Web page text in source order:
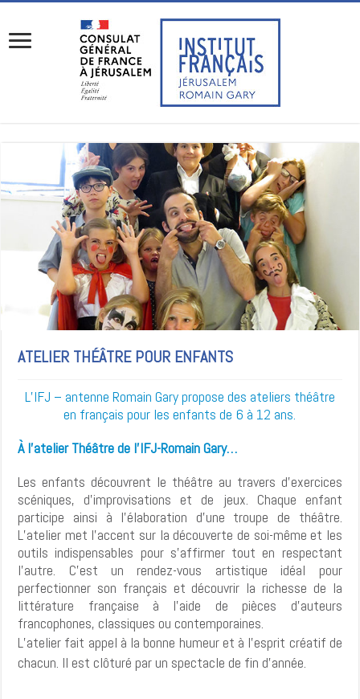
ATELIER THÉÂTRE POUR ENFANTS
L’IFJ – antenne Romain Gary propose des ateliers théâtre
en français pour les enfants de 6 à 12 ans.
À l’atelier Théâtre de l’IFJ-Romain Gary…
Les enfants découvrent le théâtre au travers d’exercices
scéniques, d’improvisations et de jeux. Chaque enfant
participe ainsi à l’élaboration d’une troupe de théâtre.
L’atelier met l’accent sur la découverte de soi-même et les
outils indispensables pour s’affirmer tout en respectant
l’autre. C’est un rendez-vous artistique idéal pour
perfectionner son français et découvrir la richesse de la
littérature française à l’aide de pièces d’auteurs
francophones, classiques ou contemporaines.
L’atelier fait appel à la bonne humeur et à l’esprit créatif de
chacun. Il est clôturé par un spectacle de fin d’année.